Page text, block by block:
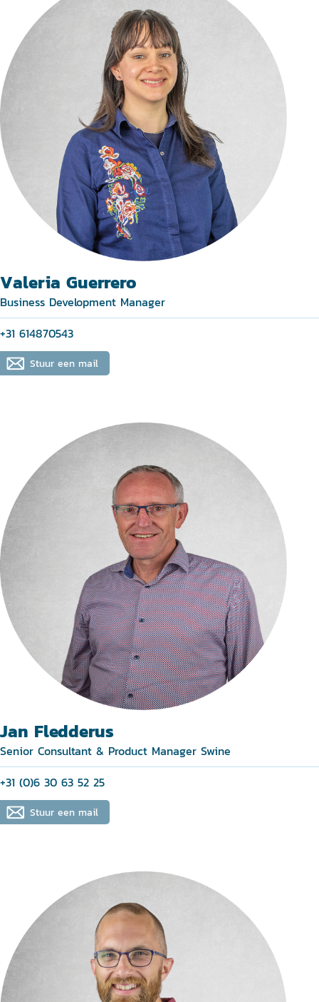
Valeria Guerrero
Business Development Manager
+31 614870543
Stuur een mail
Jan Fledderus
Senior Consultant & Product Manager Swine
+31 (0)6 30 63 52 25
Stuur een mail